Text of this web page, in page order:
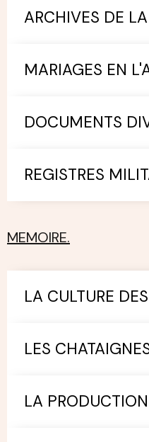
ARCHIVES DE
MARIAGES EN
DOCUMENTS
REGISTRES
MEMOIRE.
LA CULTURE
LES
LA